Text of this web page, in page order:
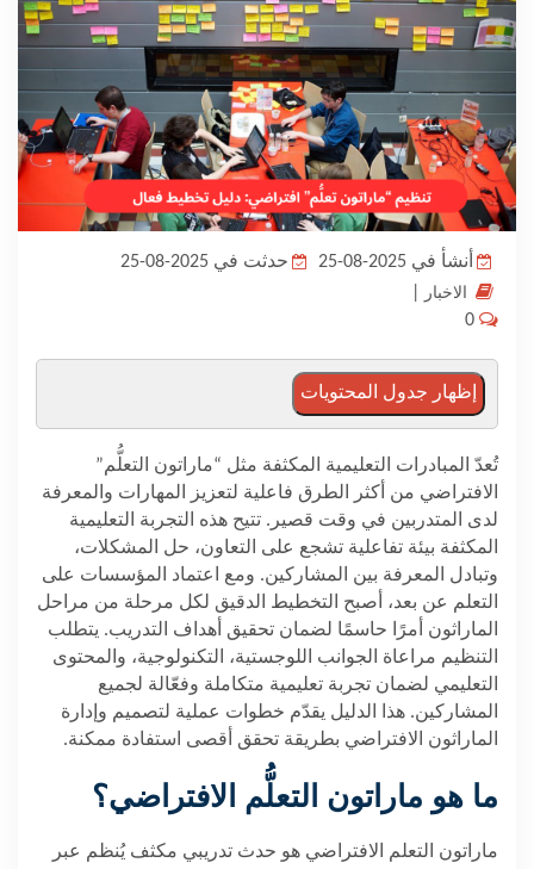
المدونة
أنشأ في 2025-08-25 حدثت في 2025-08-25
الاخبار
إظهار جدول المحتويات
تُعدّ المبادرات التعليمية المكثفة مثل “ماراتون التعلُّم”
الافتراضي من أكثر الطرق فاعلية لتعزيز المهارات والمعرفة
لدى المتدربين في وقت قصير. تتيح هذه التجربة التعليمية
المكثفة بيئة تفاعلية تشجع على التعاون، حل المشكلات،
وتبادل المعرفة بين المشاركين. ومع اعتماد المؤسسات على
التعلم عن بعد، أصبح التخطيط الدقيق لكل مرحلة من مراحل
الماراثون أمرًا حاسمًا لضمان تحقيق أهداف التدريب. يتطلب
التنظيم مراعاة الجوانب اللوجستية، التكنولوجية، والمحتوى
التعليمي لضمان تجربة تعليمية متكاملة وفعّالة لجميع
المشاركين. هذا الدليل يقدّم خطوات عملية لتصميم وإدارة
الماراثون الافتراضي بطريقة تحقق أقصى استفادة ممكنة.
ما هو ماراتون التعلُّم الافتراضي؟
ماراتون التعلم الافتراضي هو حدث تدريبي مكثف يُنظم عبر